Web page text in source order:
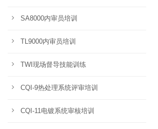
SA8000内审员培训
TL9000内审员培训
TWI现场督导技能训练
CQI-9热处理系统评审培训
CQI-11电镀系统审核培训